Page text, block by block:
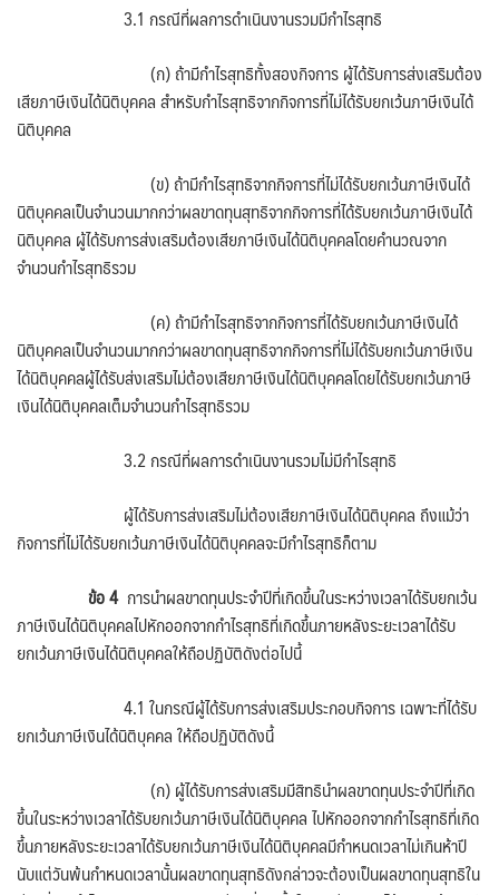
3.1 กรณีที่ผลการดำเนินงานรวมมีกำไรสุทธิ
(ก) ถ้ามีกำไรสุทธิทั้งสองกิจการ ผู้ได้รับการส่งเสริมต้อง
เสียภาษีเงินได้นิติบุคคล สำหรับกำไรสุทธิจากกิจการที่ไม่ได้รับยกเว้นภาษีเงินได้
นิติบุคคล
(ข) ถ้ามีกำไรสุทธิจากกิจการที่ไม่ได้รับยกเว้นภาษีเงินได้
นิติบุคคลเป็นจำนวนมากกว่าผลขาดทุนสุทธิจากกิจการที่ได้รับยกเว้นภาษีเงินได้
นิติบุคคล ผู้ได้รับการส่งเสริมต้องเสียภาษีเงินได้นิติบุคคลโดยคำนวณจาก
จำนวนกำไรสุทธิรวม
(ค) ถ้ามีกำไรสุทธิจากกิจการที่ได้รับยกเว้นภาษีเงินได้
นิติบุคคลเป็นจำนวนมากกว่าผลขาดทุนสุทธิจากกิจการที่ไม่ได้รับยกเว้นภาษีเงิน
ได้นิติบุคคลผู้ได้รับส่งเสริมไม่ต้องเสียภาษีเงินได้นิติบุคคลโดยได้รับยกเว้นภาษี
เงินได้นิติบุคคลเต็มจำนวนกำไรสุทธิรวม
3.2 กรณีที่ผลการดำเนินงานรวมไม่มีกำไรสุทธิ
ผู้ได้รับการส่งเสริมไม่ต้องเสียภาษีเงินได้นิติบุคคล ถึงแม้ว่า
กิจการที่ไม่ได้รับยกเว้นภาษีเงินได้นิติบุคคลจะมีกำไรสุทธิก็ตาม
ข้อ4 การนำผลขาดทุนประจำปีที่เกิดขึ้นในระหว่างเวลาได้รับยกเว้น
ภาษีเงินได้นิติบุคคลไปหักออกจากกำไรสุทธิที่เกิดขึ้นภายหลังระยะเวลาได้รับ
ยกเว้นภาษีเงินได้นิติบุคคลให้ถือปฏิบัติดังต่อไปนี้
4.1 ในกรณีผู้ได้รับการส่งเสริมประกอบกิจการ เฉพาะที่ได้รับ
ยกเว้นภาษีเงินได้นิติบุคคล ให้ถือปฏิบัติดังนี้
(ก) ผู้ได้รับการส่งเสริมมีสิทธินำผลขาดทุนประจำปีที่เกิด
ขึ้นในระหว่างเวลาได้รับยกเว้นภาษีเงินได้นิติบุคคล ไปหักออกจากกำไรสุทธิที่เกิด
ขึ้นภายหลังระยะเวลาได้รับยกเว้นภาษีเงินได้นิติบุคคลมีกำหนดเวลาไม่เกินห้าปี
นับแต่วันพ้นกำหนดเวลานั้นผลขาดทุนสุทธิดังกล่าวจะต้องเป็นผลขาดทุนสุทธิใน